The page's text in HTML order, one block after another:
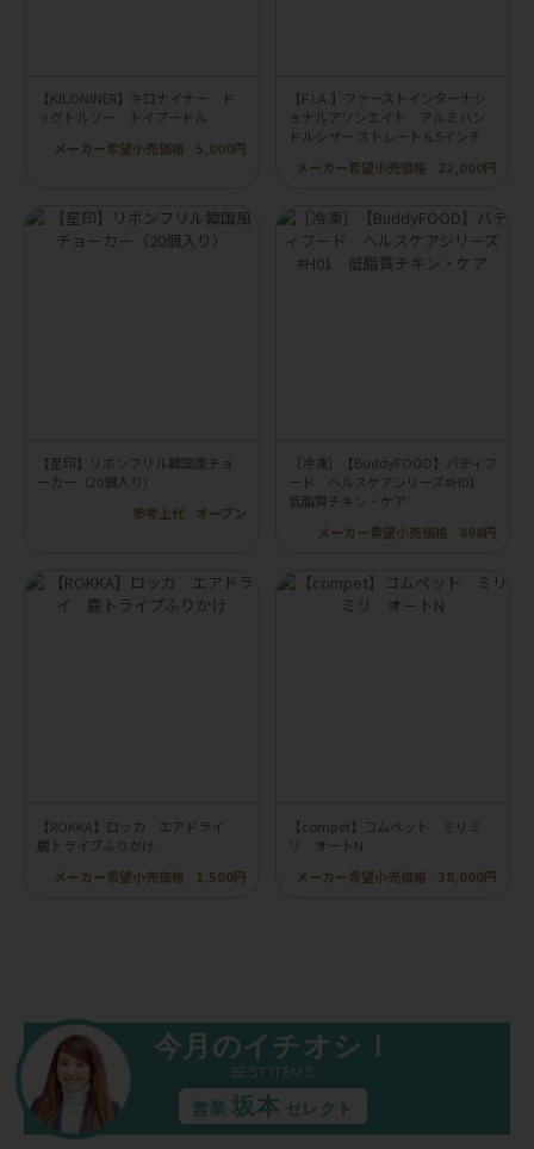
【KILONINER】キロナイナー ド
ッグトルソー トイプードル
メーカー希望小売価格
5,000円
【F.I.A.】ファーストインターナシ
ョナルアソシエイト アルミハン
ドルシザー ストレート 6.5インチ
メーカー希望小売価格
22,000円
【星印】リボンフリル韓国風チョ
ーカー（20個入り）
参考上代
オープン
［冷凍］【BuddyFOOD】バディフ
ード ヘルスケアシリーズ#H01
低脂質チキン・ケア
メーカー希望小売価格
898円
【ROKKA】ロッカ エアドライ
鹿トライプふりかけ
メーカー希望小売価格
1,500円
【compet】コムペット ミリミ
リ オートN
メーカー希望小売価格
38,000円
今月のイチオシ！
BEST ITEMS
営業 坂本 セレクト